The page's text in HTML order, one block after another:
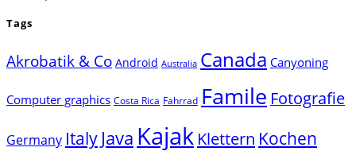
Tags
Akrobatik & Co Android Australia Canada Canyoning
Computer graphics Costa Rica Fahrrad Famile Fotografie
Germany Italy Java Kajak Klettern Kochen